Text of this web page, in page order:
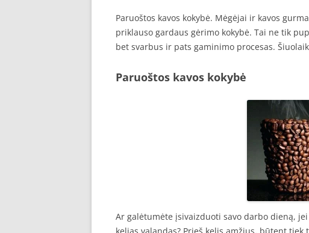
Paruoštos kavos kokybė. Mėgėjai ir kavos
priklauso gardaus gėrimo kokybė. Tai ne tik
bet svarbus ir pats gaminimo procesas.
Paruoštos kavos kokybė
Ar galėtumėte įsivaizduoti savo darbo dieną,